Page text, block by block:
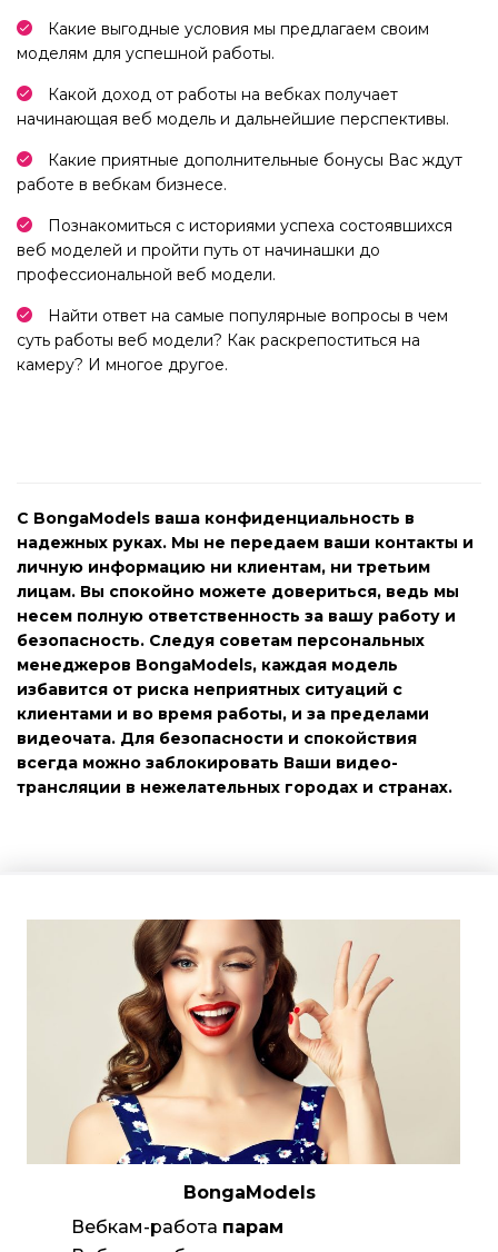
Какие выгодные условия мы предлагаем своим
моделям для успешной работы.
Какой доход от работы на вебках получает
начинающая веб модель и дальнейшие перспективы.
Какие приятные дополнительные бонусы Вас ждут
работе в вебкам бизнесе.
Познакомиться с историями успеха состоявшихся
веб моделей и пройти путь от начинашки до
профессиональной веб модели.
Найти ответ на самые популярные вопросы в чем
суть работы веб модели? Как раскрепоститься на
камеру? И многое другое.
С BongaModels ваша конфиденциальность в
надежных руках. Мы не передаем ваши контакты и
личную информацию ни клиентам, ни третьим
лицам. Вы спокойно можете довериться, ведь мы
несем полную ответственность за вашу работу и
безопасность. Следуя советам персональных
менеджеров BongaModels, каждая модель
избавится от риска неприятных ситуаций с
клиентами и во время работы, и за пределами
видеочата. Для безопасности и спокойствия
всегда можно заблокировать Ваши видео-
трансляции в нежелательных городах и странах.
BongaModels
Вебкам-работа парам